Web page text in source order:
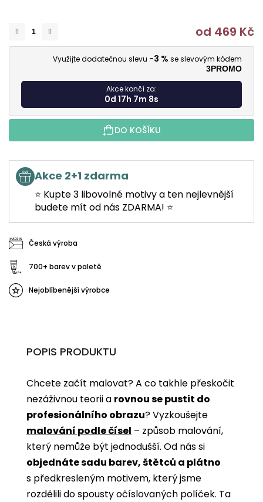
od 469 Kč
Využijte dodatečnou slevu -3 % se slevovým kódem
3PROMO
Akce končí za:
0d 17h 7m 7s
DO KOŠÍKU
Akce 2+1 zdarma
⭐ Kupte 3 libovolné motivy a ten nejlevnější
budete mít od nás ZDARMA! ⭐
Česká výroba
700+ barev v paletě
Nejoblíbenější výrobce
POPIS PRODUKTU
Chcete začít malovat? A co takhle přeskočit
nezáživnou teorii a rovnou se pustit do
profesionálního obrazu? Vyzkoušejte
malování podle čísel ­­– způsob malování,
který nemůže být jednodušší. Od nás si
objednáte sadu barev, štětců a plátno
s předkresleným motivem, který jsme
rozdělili do spousty očíslovaných políček. Ta